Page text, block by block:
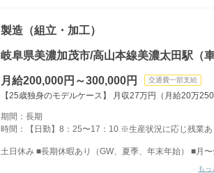
製造（組立・加工）
岐阜県美濃加茂市/高山本線美濃太田駅（車
月給200,000円～300,000円 交通費一部支給
【25歳独身のモデルケース】 月収27万円（月給20万
期間：長期
時間：【日勤】8：25〜17：10 ※生産状況に応じ残業あ
土日休み ■長期休暇あり（GW、夏季、年末年始） ■月
もっ